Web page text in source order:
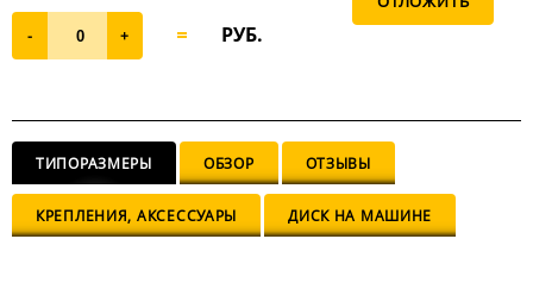
- + РУБ.
ТИПОРАЗМЕРЫ ОБЗОР ОТЗЫВЫ
КРЕПЛЕНИЯ, АКСЕССУАРЫ ДИСК НА МАШИНЕ